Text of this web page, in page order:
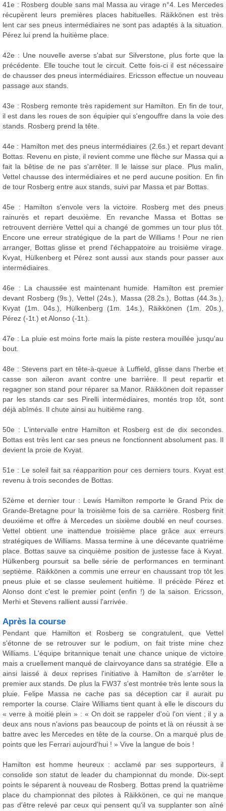
41e : Rosberg double sans mal Massa au virage n°4. Les Mercedes
récupèrent leurs premières places habituelles. Räikkönen est très
lent car ses pneus intermédiaires ne sont pas adaptés à la situation.
Pérez lui prend la huitième place.
42e : Une nouvelle averse s'abat sur Silverstone, plus forte que la
précédente. Elle touche tout le circuit. Cette fois-ci il est nécessaire
de chausser des pneus intermédiaires. Ericsson effectue un nouveau
passage aux stands.
43e : Rosberg remonte très rapidement sur Hamilton. En fin de tour,
il est dans les roues de son équipier qui s'engouffre dans la voie des
stands. Rosberg prend la tête.
44e : Hamilton met des pneus intermédiaires (2.6s.) et repart devant
Bottas. Revenu en piste, il revient comme une flèche sur Massa qui a
fait la bêtise de ne pas s'arrêter. Il le laisse sur place. Plus malin,
Vettel chausse des intermédiaires et ne perd aucune position. En fin
de tour Rosberg entre aux stands, suivi par Massa et par Bottas.
45e : Hamilton s'envole vers la victoire. Rosberg met des pneus
rainurés et repart deuxième. En revanche Massa et Bottas se
retrouvent derrière Vettel qui a changé de gommes un tour plus tôt.
Encore une erreur stratégique de la part de Williams ! Pour ne rien
arranger, Bottas glisse et prend l'échappatoire au troisième virage.
Kvyat, Hülkenberg et Pérez sont aussi aux stands pour passer aux
intermédiaires.
46e : La chaussée est maintenant humide. Hamilton est premier
devant Rosberg (9s.), Vettel (24s.), Massa (28.2s.), Bottas (44.3s.),
Kvyat (1m. 04s.), Hülkenberg (1m. 14s.), Räikkönen (1m. 20s.),
Pérez (-1t.) et Alonso (-1t.).
47e : La pluie est moins forte mais la piste restera mouillée jusqu'au
bout.
48e : Stevens part en tête-à-queue à Luffield, glisse dans l'herbe et
casse son aileron avant contre une barrière. Il peut repartir et
regagner son stand pour réparer sa Manor. Räikkönen doit repasser
par les stands car ses Pirelli intermédiaires, montés trop tôt, sont
déjà abîmés. Il chute ainsi au huitième rang.
50e : L'intervalle entre Hamilton et Rosberg est de dix secondes.
Bottas est très lent car ses pneus ne fonctionnent absolument pas. Il
devient la proie de Kvyat.
51e : Le soleil fait sa réapparition pour ces derniers tours. Kvyat est
revenu à trois secondes de Bottas.
52ème et dernier tour : Lewis Hamilton remporte le Grand Prix de
Grande-Bretagne pour la troisième fois de sa carrière. Rosberg finit
deuxième et offre à Mercedes un sixième doublé en neuf courses.
Vettel obtient une inattendue troisième place grâce aux erreurs
stratégiques de Williams. Massa termine à une décevante quatrième
place. Bottas sauve sa cinquième position de justesse face à Kvyat.
Hülkenberg poursuit sa belle série de performances en terminant
septième. Räikkönen a commis une erreur en chaussant trop tôt les
pneus pluie et se classe seulement huitième. Il précède Pérez et
Alonso dont c'est le premier point (enfin !) de la saison. Ericsson,
Merhi et Stevens rallient aussi l'arrivée.
Après la course
Pendant que Hamilton et Rosberg se congratulent, que Vettel
s'étonne de se retrouver sur le podium, on fait triste mine chez
Williams. L'équipe britannique tenait une chance unique de victoire
mais a cruellement manqué de clairvoyance dans sa stratégie. Elle a
ainsi laissé à deux reprises l'initiative à Hamilton de s'arrêter le
premier aux stands. De plus la FW37 s'est montrée très lente sous la
pluie. Felipe Massa ne cache pas sa déception car il aurait pu
remporter la course. Claire Williams tient quant à elle le discours du
« verre à moitié plein » : « On doit se rappeler d'où l'on vient ; il y a
deux ans nous n'avions pas beaucoup de points et là on réussit à se
battre avec les Mercedes en tête de la course. On a marqué plus de
points que les Ferrari aujourd'hui ! » Vive la langue de bois !
Hamilton est homme heureux : acclamé par ses supporteurs, il
consolide son statut de leader du championnat du monde. Dix-sept
points le séparent à nouveau de Rosberg. Bottas prend la quatrième
place du championnat des pilotes à Räikkönen, ce qui ne manque
pas d'être relevé par ceux qui pensent qu'il va supplanter son aîné